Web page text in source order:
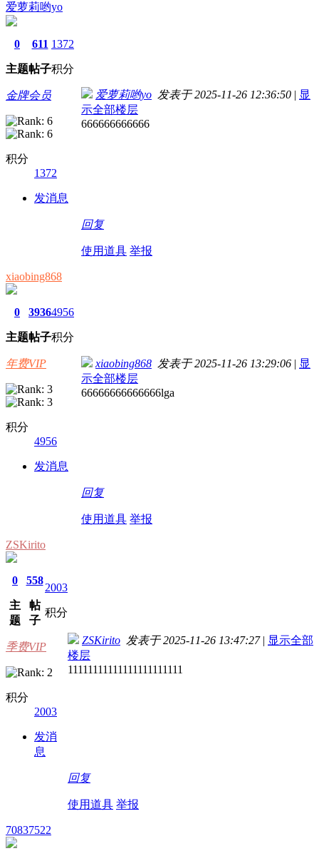
爱萝莉哟yo
0
主题
611
帖子
1372
积分
金牌会员
积分
1372
发消息
爱萝莉哟yo 发表于 2025-11-26 12:36:50 | 显
示全部楼层
666666666666
回复
使用道具 举报
xiaobing868
0
主题
3936
帖子
4956
积分
年费VIP
积分
4956
发消息
xiaobing868 发表于 2025-11-26 13:29:06 | 显
示全部楼层
66666666666666lga
回复
使用道具 举报
ZSKirito
0
主
题
558
帖
子
2003
积分
季费VIP
积分
2003
发消
息
ZSKirito 发表于 2025-11-26 13:47:27 | 显示全部
楼层
11111111111111111111111
回复
使用道具 举报
70837522